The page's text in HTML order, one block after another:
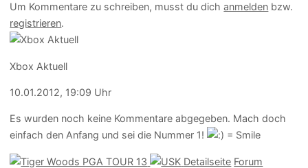
Um Kommentare zu schreiben, musst du dichanmelden bzw.
registrieren.
Xbox Aktuell
10.01.2012, 19:09 Uhr
Es wurden noch keine Kommentare abgegeben. Mach doch
einfach den Anfang und sei die Nummer 1!
Detailseite Forum